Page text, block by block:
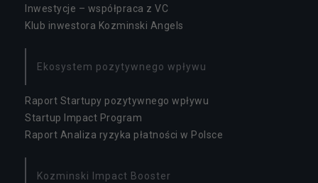
Inwestycje – współpraca z VC
Klub inwestora Kozminski Angels
Ekosystem pozytywnego wpływu
Raport Startupy pozytywnego wpływu
Startup Impact Program
Raport Analiza ryzyka płatności w Polsce
Kozminski Impact Booster
ie
ę
n
e